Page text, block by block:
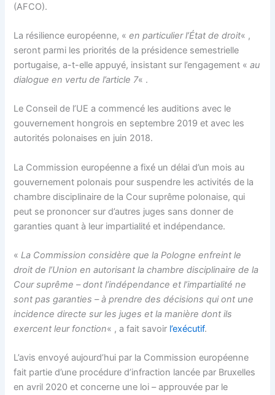
(AFCO).
La résilience européenne, «en particulier l’État de droit« ,
seront parmi les priorités de la présidence semestrielle
portugaise, a-t-elle appuyé, insistant sur l’engagement «au
dialogue en vertu de l’article 7« .
Le Conseil de l’UE a commencé les auditions avec le
gouvernement hongrois en septembre 2019 et avec les
autorités polonaises en juin 2018.
La Commission européenne a fixé un délai d’un mois au
gouvernement polonais pour suspendre les activités de la
chambre disciplinaire de la Cour suprême polonaise, qui
peut se prononcer sur d’autres juges sans donner de
garanties quant à leur impartialité et indépendance.
«La Commission considère que la Pologne enfreint le
droit de l’Union en autorisant la chambre disciplinaire de la
Cour suprême – dont l’indépendance et l’impartialité ne
sont pas garanties – à prendre des décisions qui ont une
incidence directe sur les juges et la manière dont ils
exercent leur fonction« , a fait savoir l’exécutif.
L’avis envoyé aujourd’hui par la Commission européenne
fait partie d’une procédure d’infraction lancée par Bruxelles
en avril 2020 et concerne une loi – approuvée par le